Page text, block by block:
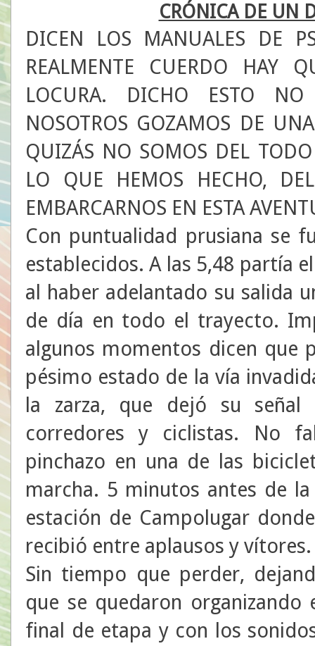
CRÓNICA DE UN
DICEN LOS MANUALES DE
REALMENTE CUERDO HAY
LOCURA. DICHO ESTO
NOSOTROS GOZAMOS DE
QUIZÁS NO SOMOS DEL
LO QUE HEMOS HECHO,
EMBARCARNOS EN ESTA
Con puntualidad prusiana se
establecidos. A las 5,48 partía
al haber adelantado su salida
de día en todo el trayecto.
algunos momentos dicen que
pésimo estado de la vía
la zarza, que dejó su
corredores y ciclistas. No
pinchazo en una de las
marcha. 5 minutos antes de
estación de Campolugar
recibió entre aplausos y vítores.
Sin tiempo que perder,
que se quedaron
final de etapa y con los